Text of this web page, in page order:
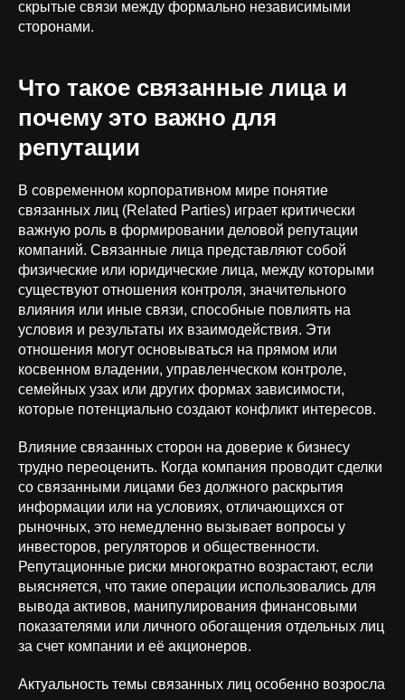
скрытые связи между формально независимыми
сторонами.
Что такое связанные лица и
почему это важно для
репутации
В современном корпоративном мире понятие
связанных лиц (Related Parties) играет критически
важную роль в формировании деловой репутации
компаний. Связанные лица представляют собой
физические или юридические лица, между которыми
существуют отношения контроля, значительного
влияния или иные связи, способные повлиять на
условия и результаты их взаимодействия. Эти
отношения могут основываться на прямом или
косвенном владении, управленческом контроле,
семейных узах или других формах зависимости,
которые потенциально создают конфликт интересов.
Влияние связанных сторон на доверие к бизнесу
трудно переоценить. Когда компания проводит сделки
со связанными лицами без должного раскрытия
информации или на условиях, отличающихся от
рыночных, это немедленно вызывает вопросы у
инвесторов, регуляторов и общественности.
Репутационные риски многократно возрастают, если
выясняется, что такие операции использовались для
вывода активов, манипулирования финансовыми
показателями или личного обогащения отдельных лиц
за счет компании и её акционеров.
Актуальность темы связанных лиц особенно возросла